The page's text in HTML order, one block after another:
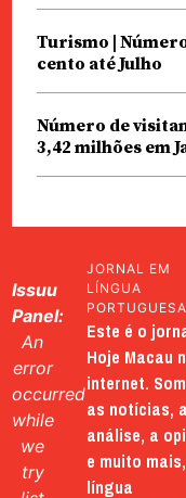
Turismo |
cento até Julho
Número de
3,42 milhões em
Issuu
Panel:
An
error
occurred
while
we
try
JORNAL EM
LÍNGUA
PORTUGUESA
Este é o
Hoje Macau
internet.
as notícias, a
análise, a
e muito
língua